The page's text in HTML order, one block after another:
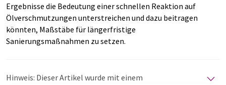
Ergebnisse die Bedeutung einer schnellen Reaktion auf
Ölverschmutzungen unterstreichen und dazu beitragen
könnten, Maßstäbe für längerfristige
Sanierungsmaßnahmen zu setzen.
Hinweis: Dieser Artikel wurde mit einem